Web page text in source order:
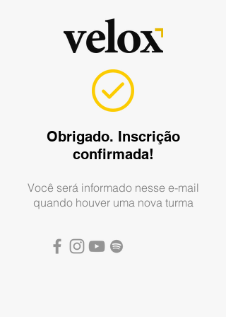
Obrigado. Inscrição
confirmada!
Você será informado nesse e-mail
quando houver uma nova turma